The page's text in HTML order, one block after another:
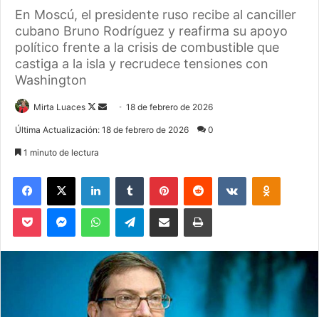
En Moscú, el presidente ruso recibe al canciller
cubano Bruno Rodríguez y reafirma su apoyo
político frente a la crisis de combustible que
castiga a la isla y recrudece tensiones con
Washington
Mirta Luaces
F
o
w
o
n
a
e
i
l
18 de febrero de 2026
Última Actualización: 18 de febrero de 2026 0
1 minuto de lectura
Telegram